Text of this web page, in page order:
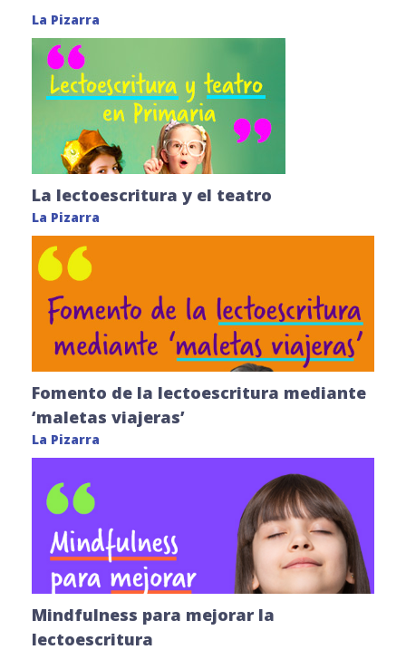
La Pizarra
La lectoescritura y el teatro
La Pizarra
Fomento de la lectoescritura mediante
‘maletas viajeras’
La Pizarra
Mindfulness para mejorar la
lectoescritura